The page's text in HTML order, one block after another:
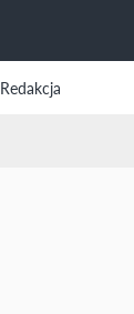
Redakcja